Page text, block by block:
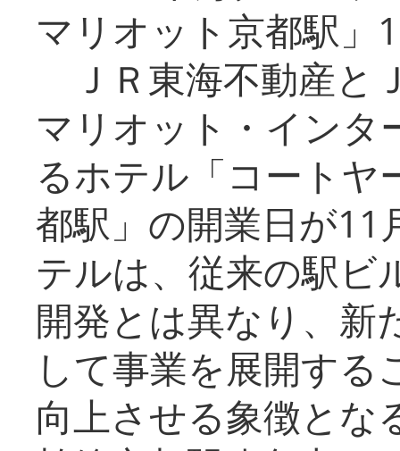
マリオット京都駅」
ＪＲ東海不動産と
マリオット・インタ
るホテル「コートヤ
都駅」の開業日が11
テルは、従来の駅ビ
開発とは異なり、新
して事業を展開する
向上させる象徴とな